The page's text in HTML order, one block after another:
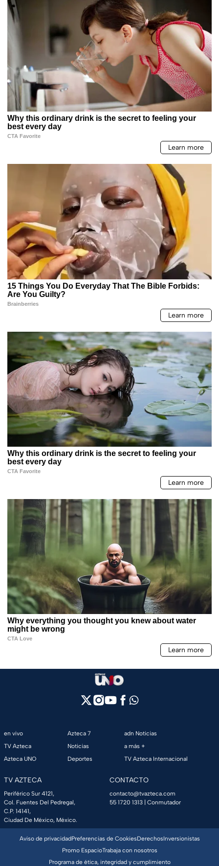
en vivo
TV Azteca
Azteca UNO
Azteca 7
Noticias
Deportes
adn Noticias
a más +
TV Azteca Internacional
TV AZTECA
Periférico Sur 4121,
Col. Fuentes Del Pedregal,
C.P. 14141,
Ciudad De México, México.
CONTACTO
contacto@tvazteca.com
55 1720 1313 | Conmutador
Aviso de privacidadPreferencias de CookiesDerechosInversionistas
Promo EspacioTrabaja con nosotros
Programa de ética, integridad y cumplimiento